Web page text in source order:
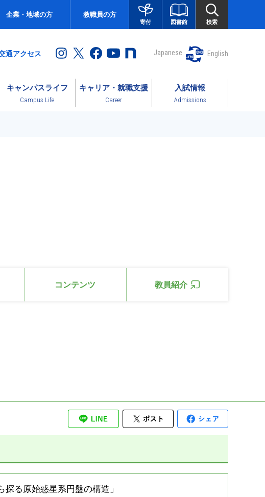
企業・地域の方 教職員の方
寄付 図書館 検索
通アクセス Japanese English
キャンパスライフ
Campus Life
キャリア・就職支援
Career
入試情報
Admissions
コンテンツ 教員紹介
探る原始惑星系円盤の構造」